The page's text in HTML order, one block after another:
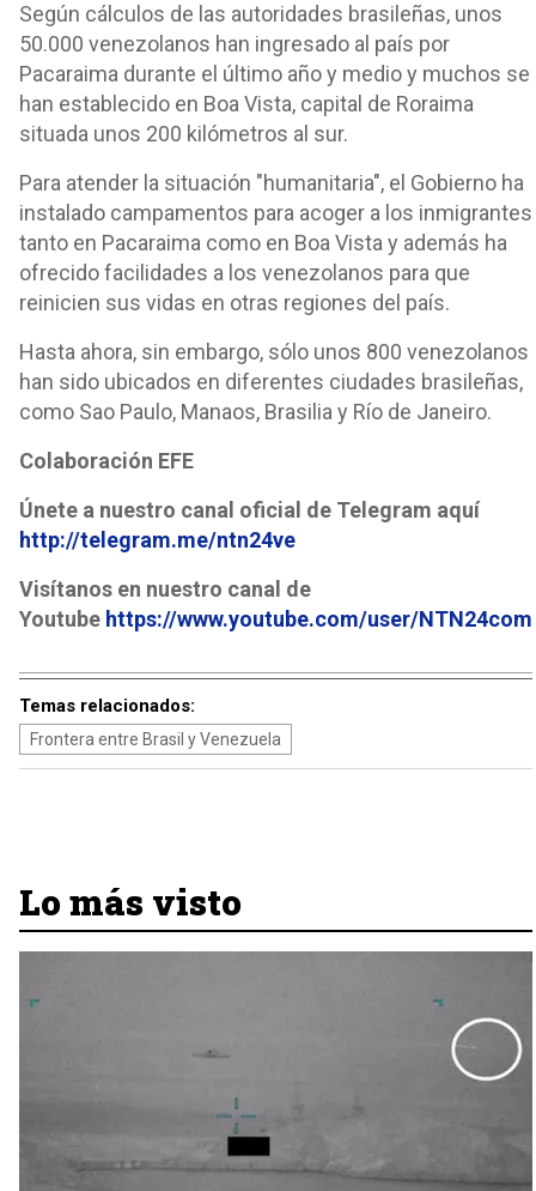
Según cálculos de las autoridades brasileñas, unos
50.000 venezolanos han ingresado al país por
Pacaraima durante el último año y medio y muchos se
han establecido en Boa Vista, capital de Roraima
situada unos 200 kilómetros al sur.
Para atender la situación "humanitaria", el Gobierno ha
instalado campamentos para acoger a los inmigrantes
tanto en Pacaraima como en Boa Vista y además ha
ofrecido facilidades a los venezolanos para que
reinicien sus vidas en otras regiones del país.
Hasta ahora, sin embargo, sólo unos 800 venezolanos
han sido ubicados en diferentes ciudades brasileñas,
como Sao Paulo, Manaos, Brasilia y Río de Janeiro.
Colaboración EFE
Únete a nuestro canal oficial de Telegram aquí
http://telegram.me/ntn24ve
Visítanos en nuestro canal de
Youtube https://www.youtube.com/user/NTN24com
Temas relacionados:
Frontera entre Brasil y Venezuela
Lo más visto